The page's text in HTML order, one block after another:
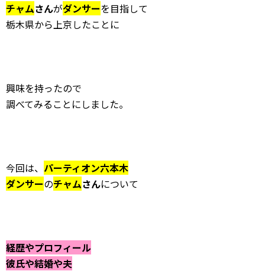
チャムさんがダンサーを目指して
栃木県から上京したことに
興味を持ったので
調べてみることにしました。
今回は、 パーティオン六本木
ダンサーのチャムさんについて
経歴やプロフィール
彼氏や結婚や夫